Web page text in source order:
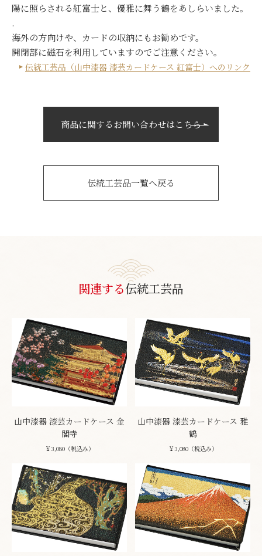
陽に照らされる紅富士と、優雅に舞う鶴をあしらいました。
.
海外の方向けや、カードの収納にもお勧めです。
開閉部に磁石を利用していますのでご注意ください。
伝統工芸品（山中漆器 漆芸カードケース 紅富士）へのリンク
商品に関するお問い合わせはこちら
伝統工芸品一覧へ戻る
関連する伝統工芸品
山中漆器 漆芸カードケース 金
閣寺
￥3,080（税込み）
山中漆器 漆芸カードケース 雅
鶴
￥3,080（税込み）